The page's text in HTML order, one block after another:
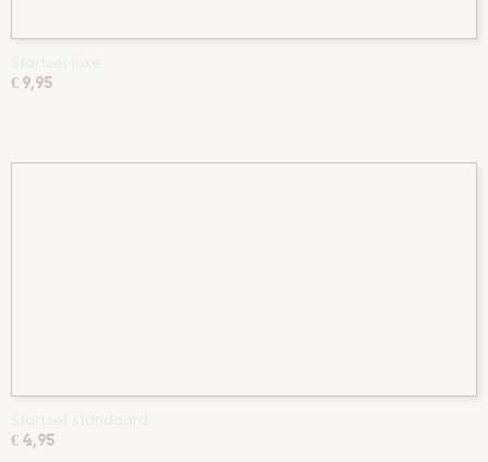
Startset luxe
€ 9,95
Startset standaard
€ 4,95